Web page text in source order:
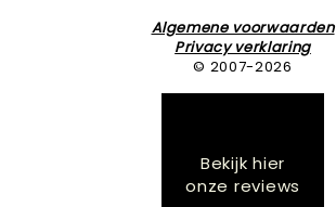
Algemene voorwaarden
Privacy verklaring
© 2007-2026
Bekijk hier
onze reviews